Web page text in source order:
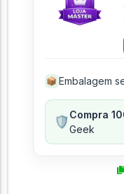
📦 Embalagem
🛡️Compra
Geek